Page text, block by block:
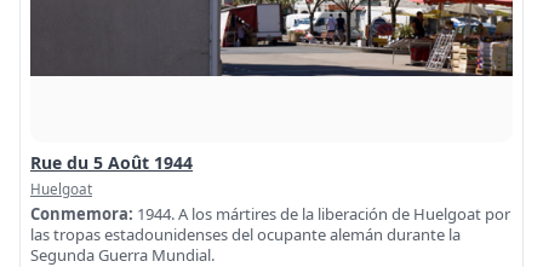
Rue du 5 Août 1944
Huelgoat
Conmemora: 1944. A los mártires de la liberación de Huelgoat por
las tropas estadounidenses del ocupante alemán durante la
Segunda Guerra Mundial.